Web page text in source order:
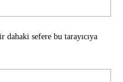
sefere bu tarayıcıya